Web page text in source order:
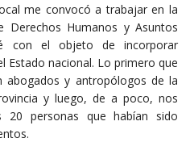
me convocó a trabajar en la
Derechos Humanos y Asuntos
con el objeto de incorporar
Estado nacional. Lo primero que
abogados y antropólogos de la
y luego, de a poco, nos
20 personas que habían sido